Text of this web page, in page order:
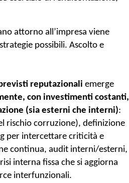
attorno all’impresa viene
possibili. Ascolto e
reputazionali emerge
con investimenti costanti,
(sia esterni che interni):
rischio corruzione), definizione
per intercettare criticità e
continua, audit interni/esterni,
interna fissa che si aggiorna
interfunzionali.